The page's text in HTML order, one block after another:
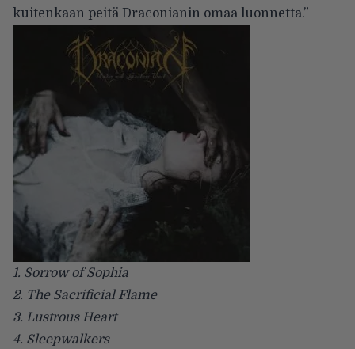
kuitenkaan peitä Draconianin omaa luonnetta.”
1. Sorrow of Sophia
2. The Sacrificial Flame
3. Lustrous Heart
4. Sleepwalkers